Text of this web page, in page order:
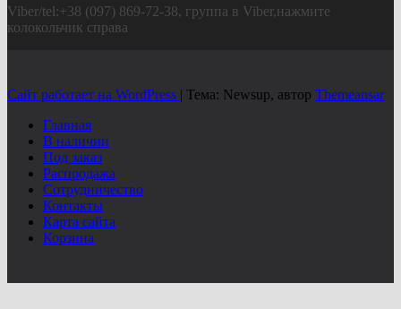
Viber/tel:+38 (097) 869-72-38, группа в Viber,нажмите
колокольчик справа
Сайт работает на WordPress | Тема: Newsup, автор Themeansar
Главная
В наличии
Под заказ
Распродажа
Сотрудничество
Контакты
Карта сайта
Корзина